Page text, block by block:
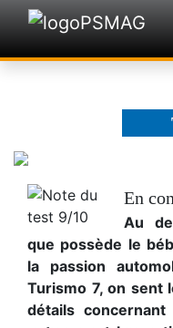
En
Au
que possède le
la passion
Turismo 7, on sent
détails